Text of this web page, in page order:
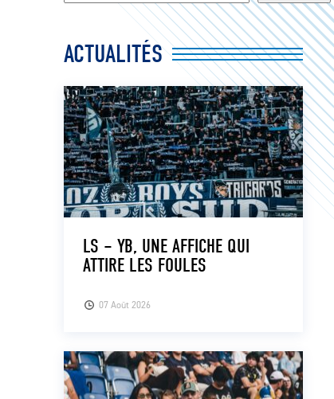
ACTUALITÉS
07 Août 2026
LS – YB, UNE AFFICHE QUI
ATTIRE LES FOULES